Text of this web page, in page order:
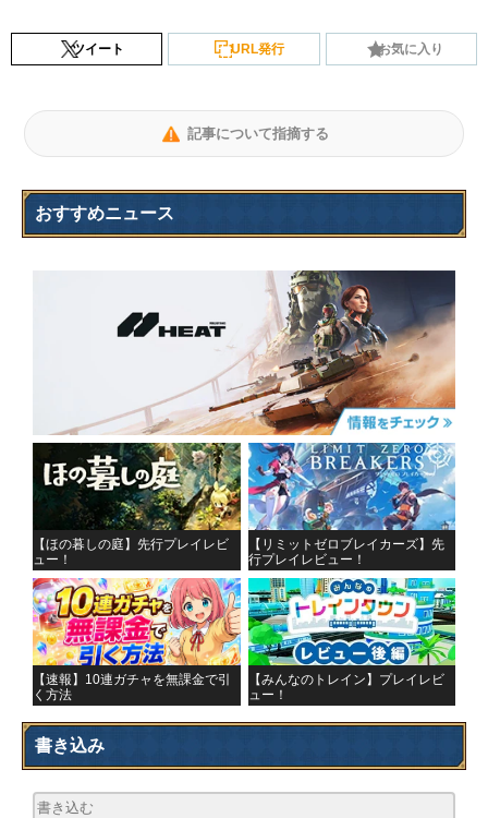
ツイート URL発行 お気に入り
記事について指摘する
おすすめニュース
【ほの暮しの庭】先行プレイレビ
ュー！
【リミットゼロブレイカーズ】先
行プレイレビュー！
【速報】10連ガチャを無課金で引
く方法
【みんなのトレイン】プレイレビ
ュー！
書き込み